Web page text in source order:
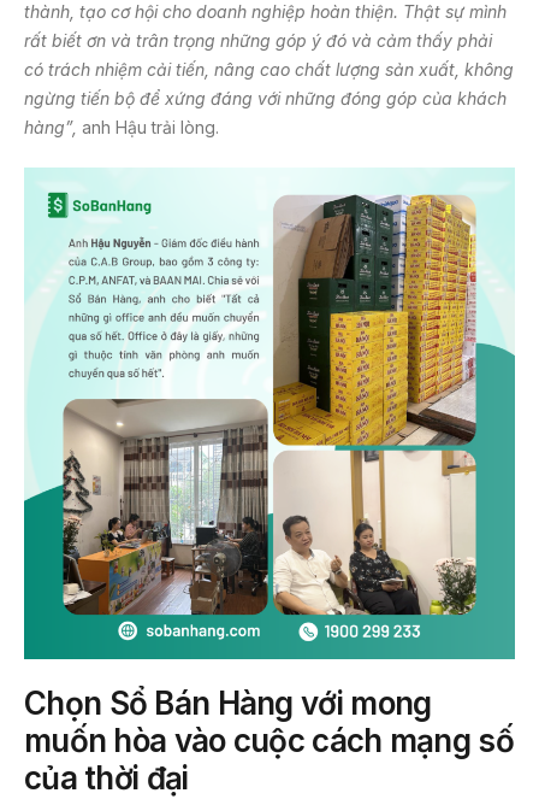
thành, tạo cơ hội cho doanh nghiệp hoàn thiện. Thật sự mình
rất biết ơn và trân trọng những góp ý đó và cảm thấy phải
có trách nhiệm cải tiến, nâng cao chất lượng sản xuất, không
ngừng tiến bộ để xứng đáng với những đóng góp của khách
hàng”, anh Hậu trải lòng.
Chọn Sổ Bán Hàng với mong
muốn hòa vào cuộc cách mạng số
của thời đại